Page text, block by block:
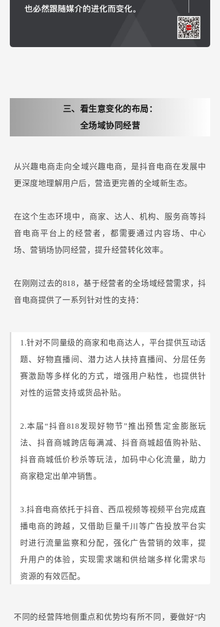
三、看生意变化的布局：
全场域协同经营
从兴趣电商走向全域兴趣电商，是抖音电商在发展中
更深度地理解用户后，营造更完善的全域新生态。
在这个生态环境中，商家、达人、机构、服务商等抖
音电商平台上的经营者，都需要通过内容场、中心
场、营销场协同经营，提升经营转化效率。
在刚刚过去的818，基于经营者的全场域经营需求，抖
音电商提供了一系列针对性的支持：
1.针对不同量级的商家和电商达人，平台提供互动话
题、好物直播间、潜力达人扶持直播间、分层任务
赛激励等多样化的方式，增强用户粘性，也提供针
对性的运营支持或货品补贴。
2.本届“抖音818发现好物节”推出预售定金膨胀玩
法、抖音商城跨店每满减、抖音商城超值购补贴、
抖音商城低价秒杀等玩法，加码中心化流量，助力
商家稳定出单冲销售。
3.抖音电商依托于抖音、西瓜视频等视频平台完成直
播电商的跨越，又借助巨量千川等广告投放平台实
时进行流量监察和分配，强化广告营销的效率，提
升用户的体验，实现需求端和供给端多样化需求与
资源的有效匹配。
不同的经营阵地侧重点和优势均有所不同，要做好“内